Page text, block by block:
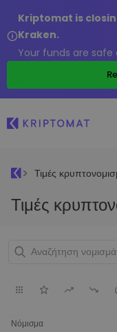
Kriptomat is
Kraken.
Your funds are
Τιμές
Τιμές
Νόμισμα